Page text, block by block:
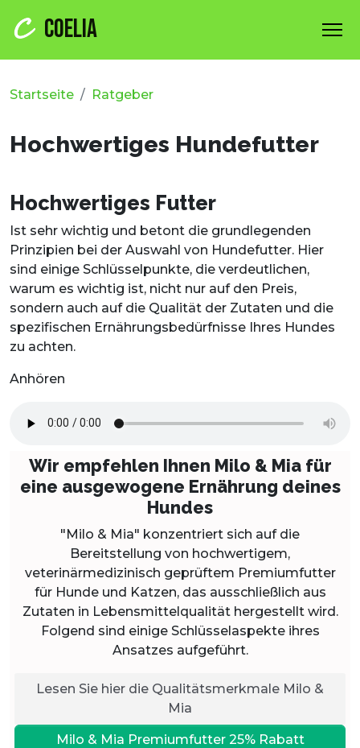
COELIA
Startseite Ratgeber
Hochwertiges Hundefutter
Hochwertiges Futter
Ist sehr wichtig und betont die grundlegenden
Prinzipien bei der Auswahl von Hundefutter. Hier
sind einige Schlüsselpunkte, die verdeutlichen,
warum es wichtig ist, nicht nur auf den Preis,
sondern auch auf die Qualität der Zutaten und die
spezifischen Ernährungsbedürfnisse Ihres Hundes
zu achten.
Anhören
Wir empfehlen Ihnen Milo & Mia für
eine ausgewogene Ernährung deines
Hundes
"Milo & Mia" konzentriert sich auf die
Bereitstellung von hochwertigem,
veterinärmedizinisch geprüftem Premiumfutter
für Hunde und Katzen, das ausschließlich aus
Zutaten in Lebensmittelqualität hergestellt wird.
Folgend sind einige Schlüsselaspekte ihres
Ansatzes aufgeführt.
Lesen Sie hier die Qualitätsmerkmale Milo &
Mia
Milo & Mia Premiumfutter 25% Rabatt